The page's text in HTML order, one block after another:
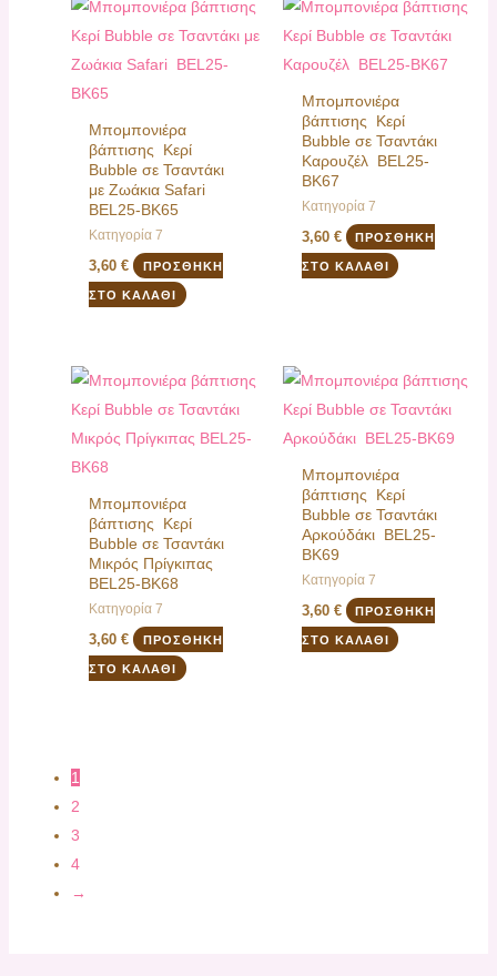
Μπομπονιέρα
βάπτισης Κερί
Bubble σε Τσαντάκι
με Ζωάκια Safari
BEL25-BK65
Κατηγορία 7
3,60€ ΠΡΟΣΘΉΚΗ
ΣΤΟ ΚΑΛΆΘΙ
Μπομπονιέρα
βάπτισης Κερί
Bubble σε Τσαντάκι
Καρουζέλ BEL25-
BK67
Κατηγορία 7
3,60 € ΠΡΟΣΘΉΚΗ
ΣΤΟ ΚΑΛΆΘΙ
Μπομπονιέρα
βάπτισης Κερί
Bubble σε Τσαντάκι
Μικρός Πρίγκιπας
BEL25-BK68
Κατηγορία 7
3,60€ ΠΡΟΣΘΉΚΗ
ΣΤΟ ΚΑΛΆΘΙ
Μπομπονιέρα
βάπτισης Κερί
Bubble σε Τσαντάκι
Αρκούδάκι BEL25-
BK69
Κατηγορία 7
3,60 € ΠΡΟΣΘΉΚΗ
ΣΤΟ ΚΑΛΆΘΙ
1
2
3
4
→